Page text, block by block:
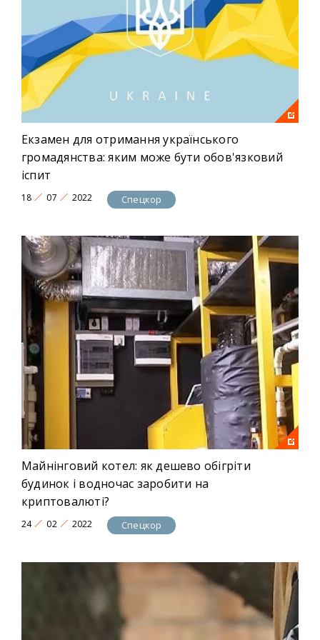
Екзамен для отримання українського
громадянства: яким може бути обов'язковий
іспит
18 07 2022 Спецкор
Майнінговий котел: як дешево обігріти
будинок і водночас заробити на
криптовалюті?
24 02 2022 Спецкор